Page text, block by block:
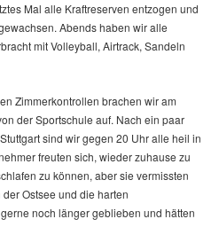
Mal alle Kraftreserven entzogen und
Abends haben wir alle
mit Volleyball, Airtrack, Sandeln
Zimmerkontrollen brachen wir am
der Sportschule auf. Nach ein paar
sind wir gegen 20 Uhr alle heil in
freuten sich, wieder zuhause zu
zu können, aber sie vermissten
Ostsee und die harten
noch länger geblieben und hätten